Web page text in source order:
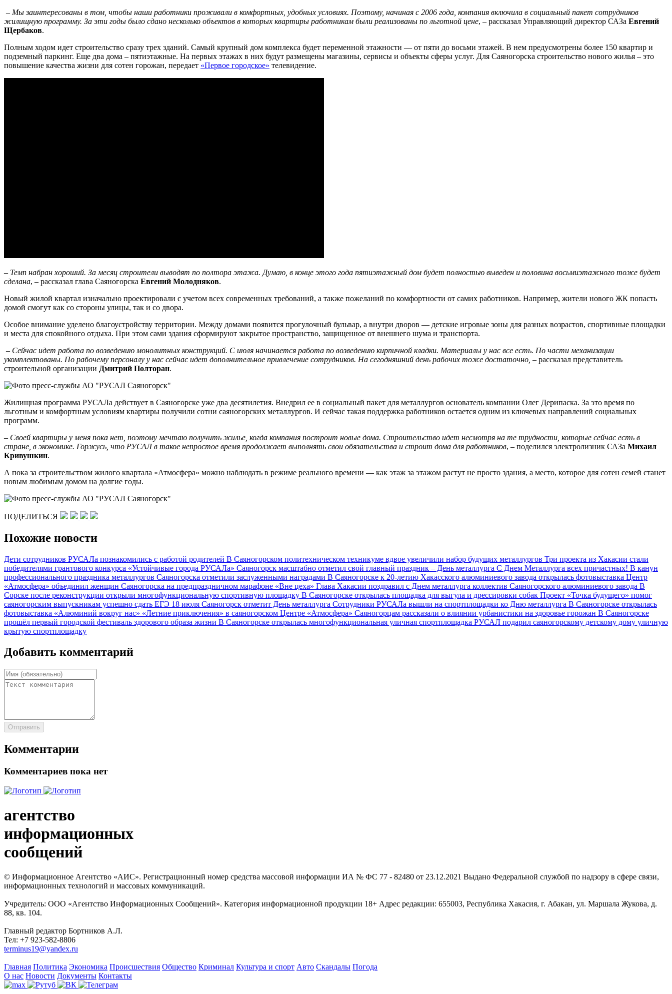
– Мы заинтересованы в том, чтобы наши работники проживали в комфортных, удобных условиях. Поэтому, начиная с 2006 года, компания включила в социальный пакет сотрудников
жилищную программу. За эти годы было сдано несколько объектов в которых квартиры работникам были реализованы по льготной цене, – рассказал Управляющий директор САЗа Евгений
Щербаков.
Полным ходом идет строительство сразу трех зданий. Самый крупный дом комплекса будет переменной этажности — от пяти до восьми этажей. В нем предусмотрены более 150 квартир и
подземный паркинг. Еще два дома – пятиэтажные. На первых этажах в них будут размещены магазины, сервисы и объекты сферы услуг. Для Саяногорска строительство нового жилья – это
повышение качества жизни для сотен горожан, передает «Первое городское» телевидение.
– Темп набран хороший. За месяц строители выводят по полтора этажа. Думаю, в конце этого года пятиэтажный дом будет полностью выведен и половина восьмиэтажного тоже будет
сделана, – рассказал глава Саяногорска Евгений Молодняков.
Новый жилой квартал изначально проектировали с учетом всех современных требований, а также пожеланий по комфортности от самих работников. Например, жители нового ЖК попасть
домой смогут как со стороны улицы, так и со двора.
Особое внимание уделено благоустройству территории. Между домами появится прогулочный бульвар, а внутри дворов — детские игровые зоны для разных возрастов, спортивные площадки
и места для спокойного отдыха. При этом сами здания сформируют закрытое пространство, защищенное от внешнего шума и транспорта.
– Сейчас идет работа по возведению монолитных конструкций. С июля начинается работа по возведению кирпичной кладки. Материалы у нас все есть. По части механизации
укомплектованы. По рабочему персоналу у нас сейчас идет дополнительное привлечение сотрудников. На сегодняшний день рабочих тоже достаточно, – рассказал представитель
строительной организации Дмитрий Полторан.
Жилищная программа РУСАЛа действует в Саяногорске уже два десятилетия. Внедрил ее в социальный пакет для металлургов основатель компании Олег Дерипаска. За это время по
льготным и комфортным условиям квартиры получили сотни саяногорских металлургов. И сейчас такая поддержка работников остается одним из ключевых направлений социальных
программ.
– Своей квартиры у меня пока нет, поэтому мечтаю получить жилье, когда компания построит новые дома. Строительство идет несмотря на те трудности, которые сейчас есть в
стране, в экономике. Горжусь, что РУСАЛ в такое непростое время продолжает выполнять свои обязательства и строит дома для работников, – поделился электролизник САЗа Михаил
Кривушкин.
А пока за строительством жилого квартала «Атмосфера» можно наблюдать в режиме реального времени — как этаж за этажом растут не просто здания, а место, которое для сотен семей станет
новым любимым домом на долгие годы.
ПОДЕЛИТЬСЯ
Похожие новости
Дети сотрудников РУСАЛа познакомились с работой родителей В Саяногорском политехническом техникуме вдвое увеличили набор будущих металлургов Три проекта из Хакасии стали
победителями грантового конкурса «Устойчивые города РУСАЛа» Саяногорск масштабно отметил свой главный праздник – День металлурга С Днем Металлурга всех причастных! В канун
профессионального праздника металлургов Саяногорска отметили заслуженными наградами В Саяногорске к 20-летию Хакасского алюминиевого завода открылась фотовыставка Центр
«Атмосфера» объединил женщин Саяногорска на предпраздничном марафоне «Вне цеха» Глава Хакасии поздравил с Днем металлурга коллектив Саяногорского алюминиевого завода В
Сорске после реконструкции открыли многофункциональную спортивную площадку В Саяногорске открылась площадка для выгула и дрессировки собак Проект «Точка будущего» помог
саяногорским выпускникам успешно сдать ЕГЭ 18 июля Саяногорск отметит День металлурга Сотрудники РУСАЛа вышли на спортплощадки ко Дню металлурга В Саяногорске открылась
фотовыставка «Алюминий вокруг нас» «Летние приключения» в саяногорском Центре «Атмосфера» Саяногорцам рассказали о влиянии урбанистики на здоровье горожан В Саяногорске
прошёл первый городской фестиваль здорового образа жизни В Саяногорске открылась многофункциональная уличная спортплощадка РУСАЛ подарил саяногорскому детскому дому уличную
крытую спортплощадку
Добавить комментарий
Отправить
Комментарии
Комментариев пока нет
агентство
информационных
сообщений
© Информационное Агентство «АИС». Регистрационный номер средства массовой информации ИА № ФС 77 - 82480 от 23.12.2021 Выдано Федеральной службой по надзору в сфере связи,
информационных технологий и массовых коммуникаций.
Учредитель: ООО «Агентство Информационных Сообщений». Категория информационной продукции 18+ Адрес редакции: 655003, Республика Хакасия, г. Абакан, ул. Маршала Жукова, д.
88, кв. 104.
Главный редактор Бортников А.Л.
Тел: +7 923-582-8806
terminus19@yandex.ru
Главная Политика Экономика Происшествия Общество Криминал Культура и спорт Авто Скандалы Погода
О нас Новости Документы Контакты